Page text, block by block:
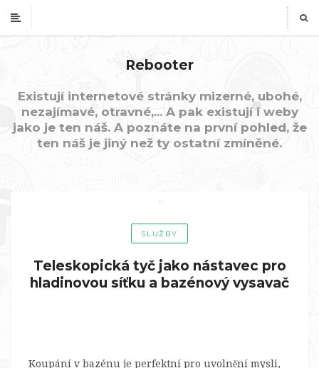
Rebooter
Existují internetové stránky mizerné, ubohé,
nezajímavé, otravné,... A pak existují i weby
jako je ten náš. A poznáte na první pohled, že
ten náš je jiný než ty ostatní zmíněné.
SLUŽBY
Teleskopická tyč jako nástavec pro
hladinovou síťku a bazénový vysavač
Koupání v bazénu je perfektní pro uvolnění mysli,